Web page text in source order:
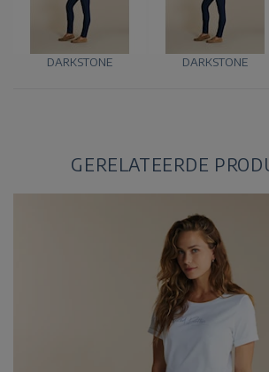
DARKSTONE DARKSTONE
GERELATEERDE